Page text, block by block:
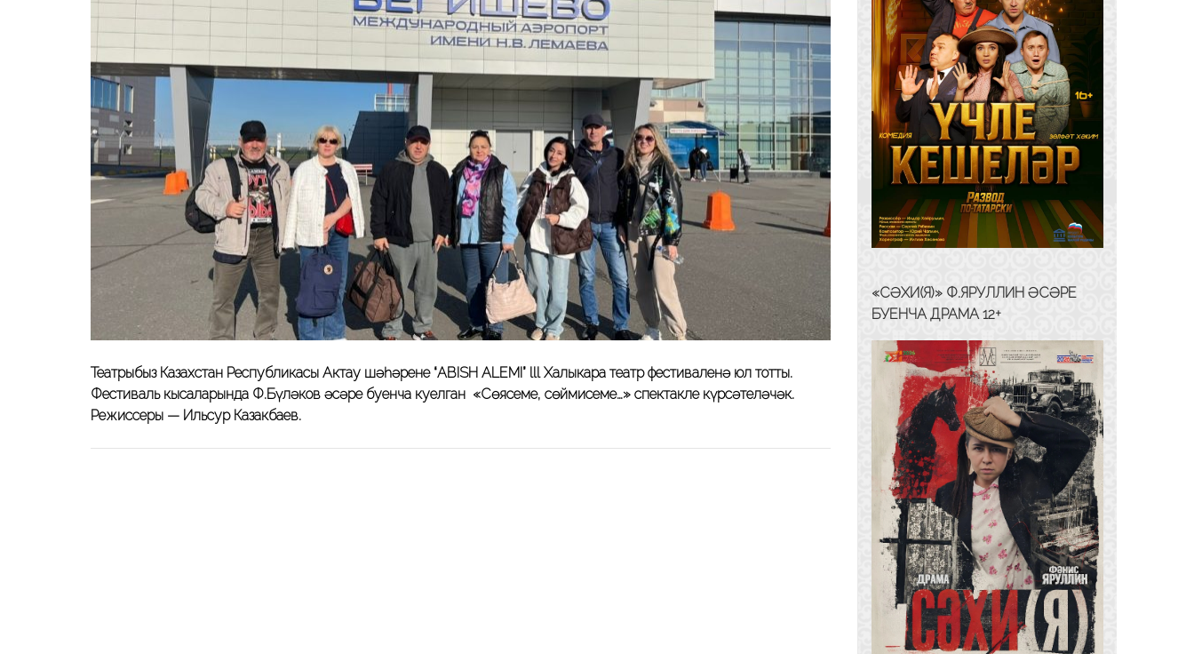
Театрыбыз Казахстан Республикасы Актау шәһәренең “ABISH ALEMI” lll Халыкара театр фестиваленә юл тотты.
Фестиваль кысаларында Ф.Бүләков әсәре буенча куелган «Сөясеңме, сөймисеңме…» спектакле күрсәтеләчәк.
Режиссеры — Ильсур Казакбаев.
«СӘХИ(Я)» Ф.ЯРУЛЛИН ӘСӘРЕ
БУЕНЧА ДРАМА 12+